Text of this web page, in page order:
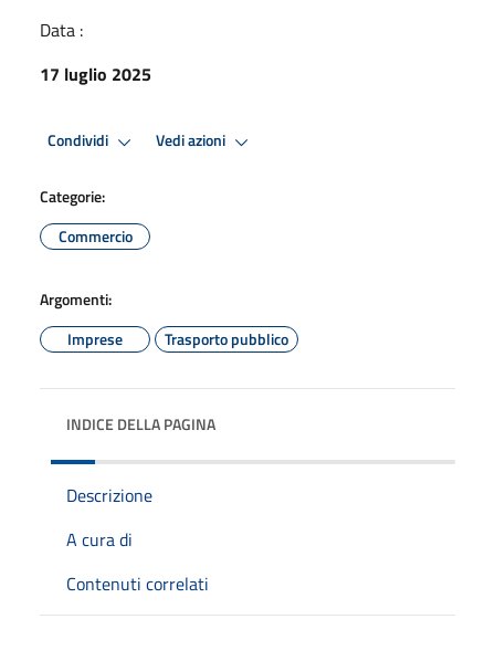
Data :
17 luglio 2025
Condividi Vedi azioni
Categorie:
Commercio
Argomenti:
Imprese
Trasporto pubblico
INDICE DELLA PAGINA
Descrizione
A cura di
Contenuti correlati